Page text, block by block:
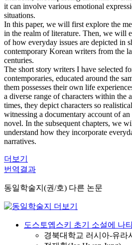
it can involve various emotional
situations.
In this paper, we will first explore the
in the realm of literature. Then, we will
of how everyday issues are depicted in
contemporary Korean writers from the
centuries.
The short story writers I have selected
contemporaries, educated around the
them possesses their own life
a diverse range of characters within the
times, they depict characters so
witnessing a documentary account of
novel. In the subsequent chapters, we
understand how they incorporate
narratives.
더보기
번역결과
동일학술지(권/호) 다른 논문
도스토옙스키 초기 소설에 나
경북대학교 러시아-유라